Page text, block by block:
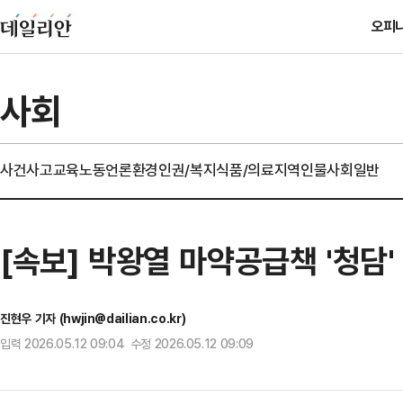
오피
사회
사건사고교육노동언론환경인권/복지식품/의료지역인물사회일반
[속보] 박왕열 마약공급책 '청
진현우 기자 (hwjin@dailian.co.kr)
입력 2026.05.12 09:04 수정 2026.05.12 09:09